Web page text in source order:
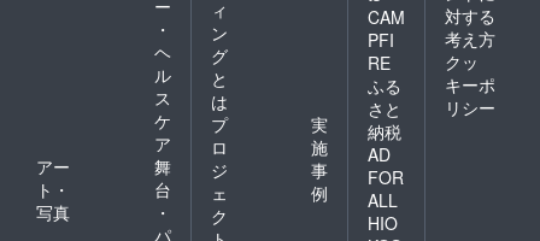
ー
・
ヘ
ル
ス
ケ
ア
アー
ト・
写真
舞
台
・
パ
ィ
ン
グ
と
は
プ
ロ
ジ
ェ
ク
実
施
事
例
CAM
PFI
RE
ふる
さと
納税
AD
FOR
ALL
HIO
対する
考え方
クッ
キーポ
リシー